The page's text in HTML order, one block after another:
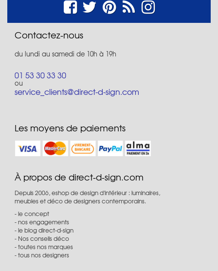
Contactez-nous
du lundi au samedi de 10h à 19h
01 53 30 33 30
ou
service_clients@direct-d-sign.com
Les moyens de paiements
À propos de direct-d-sign.com
Depuis 2006, eshop de design d'intérieur : luminaires,
meubles et déco de designers contemporains.
le concept
nos engagements
le blog direct-d-sign
Nos conseils déco
toutes nos marques
tous nos designers